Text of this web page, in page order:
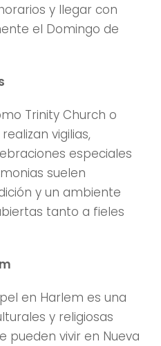
y llegar con
el Domingo de
Trinity Church o
vigilias,
especiales
suelen
y un ambiente
tanto a fieles
en Harlem es una
y religiosas
pueden vivir en Nueva